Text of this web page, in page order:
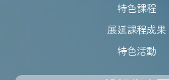
特色課程
展延課程成果
特色活動